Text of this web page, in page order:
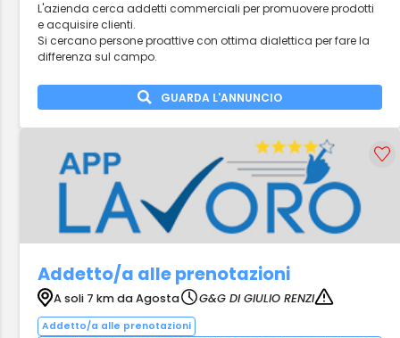
L'azienda cerca addetti commerciali per promuovere prodotti
e acquisire clienti.
Si cercano persone proattive con ottima dialettica per fare la
differenza sul campo.
GUARDA L'ANNUNCIO
Addetto/a alle prenotazioni
A soli 7 km da Agosta G&G DI GIULIO RENZI
Addetto/a alle prenotazioni